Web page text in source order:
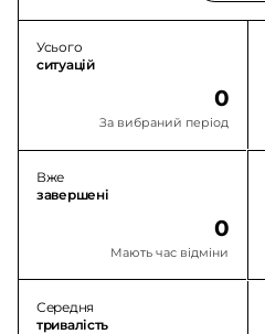
Усього
ситуацій
0
За вибраний період
Вже
завершені
0
Мають час відміни
Середня
тривалість